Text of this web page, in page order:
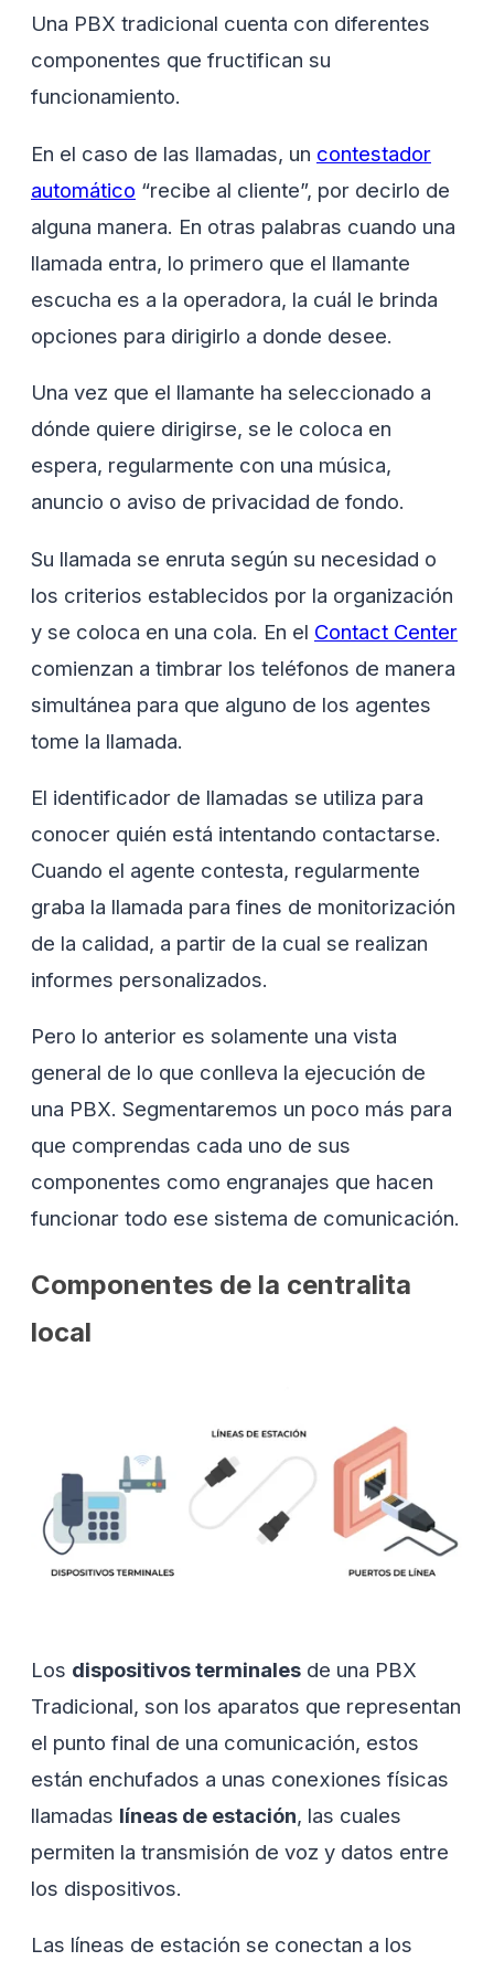
Una PBX tradicional cuenta con diferentes
componentes que fructifican su
funcionamiento.
En el caso de las llamadas, un contestador
automático “recibe al cliente”, por decirlo de
alguna manera. En otras palabras cuando una
llamada entra, lo primero que el llamante
escucha es a la operadora, la cuál le brinda
opciones para dirigirlo a donde desee.
Una vez que el llamante ha seleccionado a
dónde quiere dirigirse, se le coloca en
espera, regularmente con una música,
anuncio o aviso de privacidad de fondo.
Su llamada se enruta según su necesidad o
los criterios establecidos por la organización
y se coloca en una cola. En el Contact Center
comienzan a timbrar los teléfonos de manera
simultánea para que alguno de los agentes
tome la llamada.
El identificador de llamadas se utiliza para
conocer quién está intentando contactarse.
Cuando el agente contesta, regularmente
graba la llamada para fines de monitorización
de la calidad, a partir de la cual se realizan
informes personalizados.
Pero lo anterior es solamente una vista
general de lo que conlleva la ejecución de
una PBX. Segmentaremos un poco más para
que comprendas cada uno de sus
componentes como engranajes que hacen
funcionar todo ese sistema de comunicación.
Componentes de la centralita
local
Los dispositivos terminales de una PBX
Tradicional, son los aparatos que representan
el punto final de una comunicación, estos
están enchufados a unas conexiones físicas
llamadas líneas de estación, las cuales
permiten la transmisión de voz y datos entre
los dispositivos.
Las líneas de estación se conectan a los